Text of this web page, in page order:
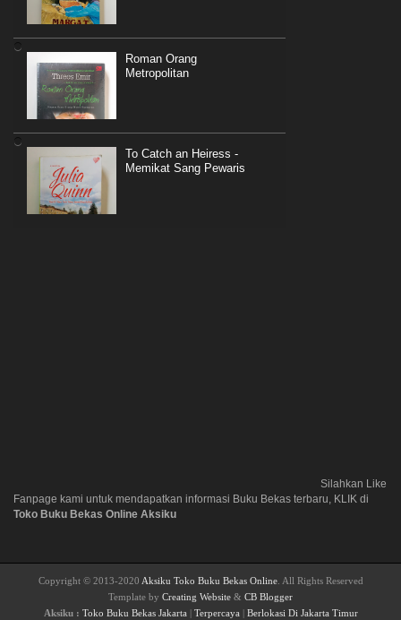
Roman Orang
Metropolitan
To Catch an Heiress -
Memikat Sang Pewaris
Silahkan Like
Fanpage kami untuk mendapatkan informasi Buku Bekas terbaru, KLIK di
Toko Buku Bekas Online Aksiku
Copyright © 2013-2020 Aksiku Toko Buku Bekas Online. All Rights Reserved
Template by Creating Website & CB Blogger
Aksiku : Toko Buku Bekas Jakarta| Terpercaya| Berlokasi Di Jakarta Timur